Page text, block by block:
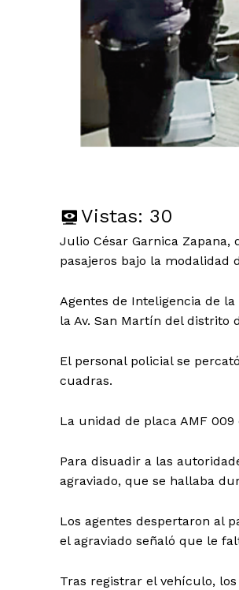
Vistas: 30
Julio César Garnica
pasajeros bajo la modalidad
Agentes de Inteligencia de
la Av. San Martín del distrito
El personal policial se
cuadras.
La unidad de placa AMF 009
Para disuadir a las
agraviado, que se hallaba
Los agentes despertaron al
el agraviado señaló que le
Tras registrar el vehículo,